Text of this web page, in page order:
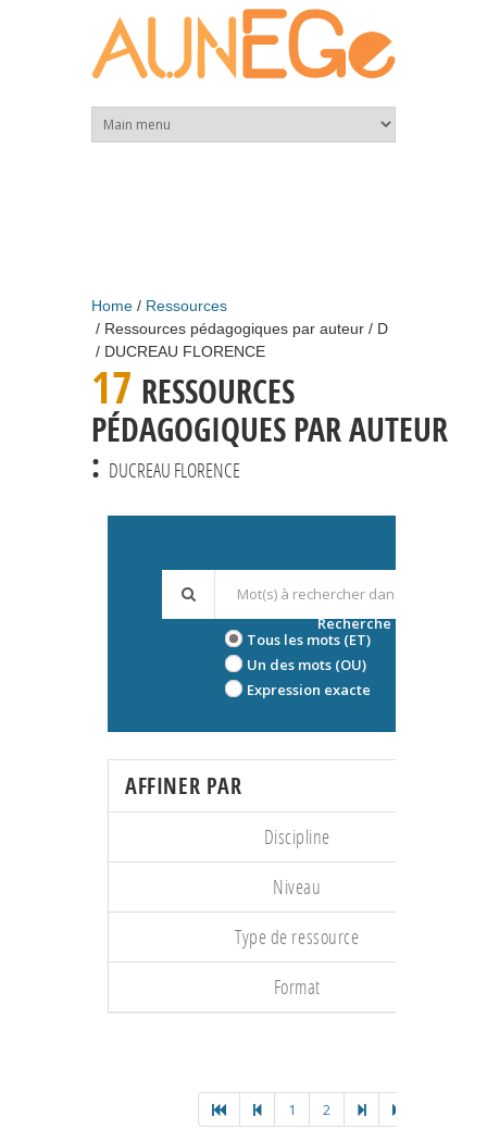
Home
Ressources
Ressources pédagogiques par auteur
D
DUCREAU FLORENCE
17 RESSOURCES
PÉDAGOGIQUES PAR AUTEUR
: DUCREAU FLORENCE
Tous les mots (ET)
Un des mots (OU)
Expression exacte
Recherche avancée
AFFINER PAR
Discipline
Niveau
Type de ressource
Format
1 2